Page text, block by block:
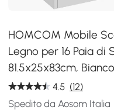
HOMCOM Mobile
Legno per 16 Paia di
81.5x25x83cm, Bianco
4.5 (12)
Spedito da Aosom Italia